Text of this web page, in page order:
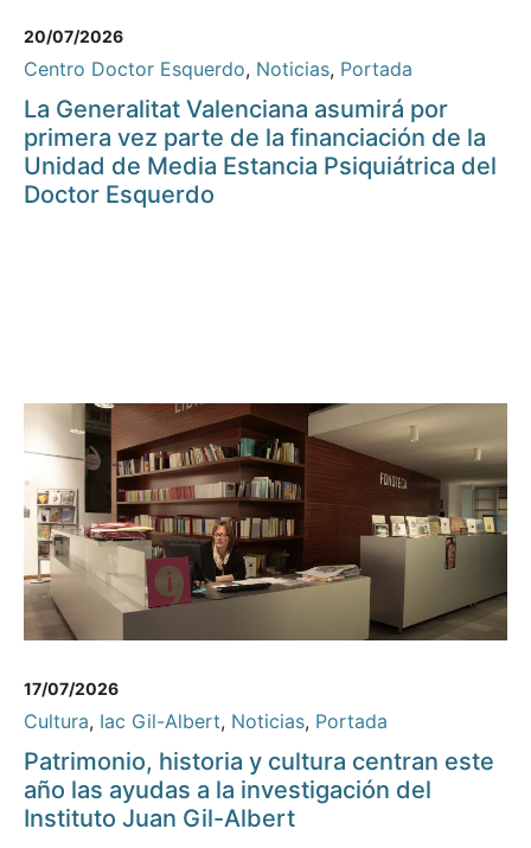
20/07/2026
Centro Doctor Esquerdo, Noticias, Portada
La Generalitat Valenciana asumirá por
primera vez parte de la financiación de la
Unidad de Media Estancia Psiquiátrica del
Doctor Esquerdo
17/07/2026
Cultura, Iac Gil-Albert, Noticias, Portada
Patrimonio, historia y cultura centran este
año las ayudas a la investigación del
Instituto Juan Gil-Albert